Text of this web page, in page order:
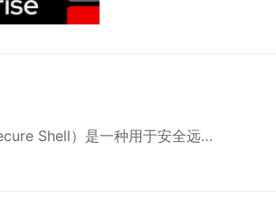
Shell）是一种用于安全远…